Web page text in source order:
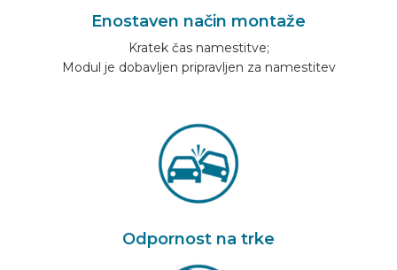
Enostaven način montaže
Kratek čas namestitve;
Modul je dobavljen pripravljen za namestitev
Odpornost na trke